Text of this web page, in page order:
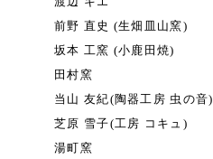
前野 直史 (生畑皿山窯)
坂本 工窯 (小鹿田焼)
田村窯
当山 友紀(陶器工房 虫の音)
芝原 雪子(工房 コキュ)
湯町窯